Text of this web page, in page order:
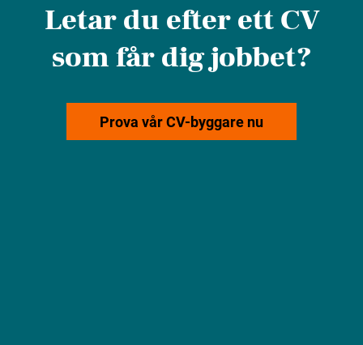
Letar du efter ett CV
som får dig jobbet?
Prova vår CV-byggare nu